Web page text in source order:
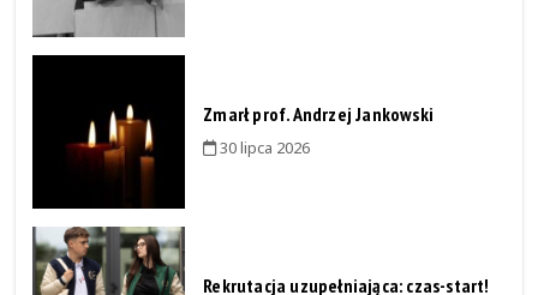
Zmarł prof. Andrzej Jankowski
30 lipca 2026
Rekrutacja uzupełniająca: czas-start!